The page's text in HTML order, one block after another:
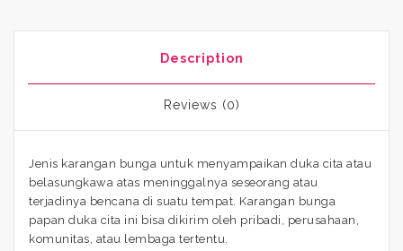
Description
Reviews (0)
Jenis karangan bunga untuk menyampaikan duka cita atau
belasungkawa atas meninggalnya seseorang atau
terjadinya bencana di suatu tempat. Karangan bunga
papan duka cita ini bisa dikirim oleh pribadi, perusahaan,
komunitas, atau lembaga tertentu.